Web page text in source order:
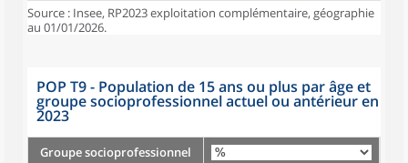
Source : Insee, RP2023 exploitation complémentaire, géographie
au 01/01/2026.
POP T9 - Population de 15 ans ou plus par âge et
groupe socioprofessionnel actuel ou antérieur en
2023
Groupe socioprofessionnel